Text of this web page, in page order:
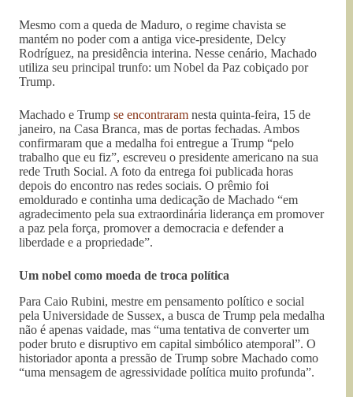
Mesmo com a queda de Maduro, o regime chavista se
mantém no poder com a antiga vice-presidente, Delcy
Rodríguez, na presidência interina. Nesse cenário, Machado
utiliza seu principal trunfo: um Nobel da Paz cobiçado por
Trump.
Machado e Trump se encontraram nesta quinta-feira, 15 de
janeiro, na Casa Branca, mas de portas fechadas. Ambos
confirmaram que a medalha foi entregue a Trump “pelo
trabalho que eu fiz”, escreveu o presidente americano na sua
rede Truth Social. A foto da entrega foi publicada horas
depois do encontro nas redes sociais. O prêmio foi
emoldurado e continha uma dedicação de Machado “em
agradecimento pela sua extraordinária liderança em promover
a paz pela força, promover a democracia e defender a
liberdade e a propriedade”.
Um nobel como moeda de troca política
Para Caio Rubini, mestre em pensamento político e social
pela Universidade de Sussex, a busca de Trump pela medalha
não é apenas vaidade, mas “uma tentativa de converter um
poder bruto e disruptivo em capital simbólico atemporal”. O
historiador aponta a pressão de Trump sobre Machado como
“uma mensagem de agressividade política muito profunda”.